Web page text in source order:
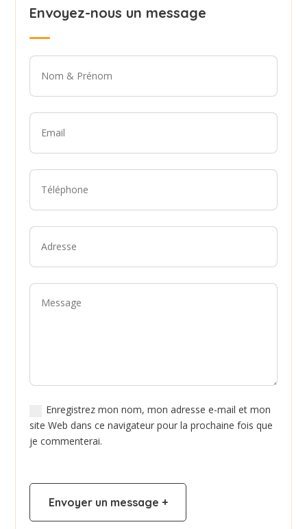
Envoyez-nous un message
Enregistrez mon nom, mon adresse e-mail et mon
site Web dans ce navigateur pour la prochaine fois que
je commenterai.
Envoyer un message +